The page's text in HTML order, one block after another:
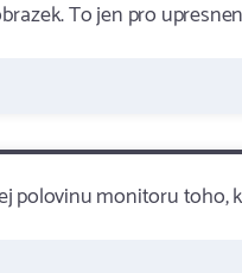
To jen pro
polovinu monitoru toho,